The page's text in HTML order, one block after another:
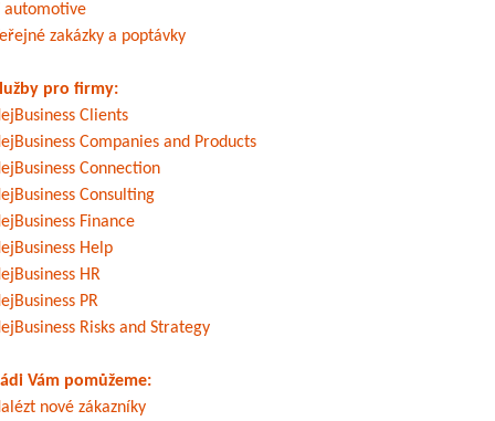
automotive
zakázky a poptávky
pro firmy:
Clients
Companies and Products
Connection
Consulting
Finance
Help
HR
PR
Risks and Strategy
Vám pomůžeme:
nové zákazníky